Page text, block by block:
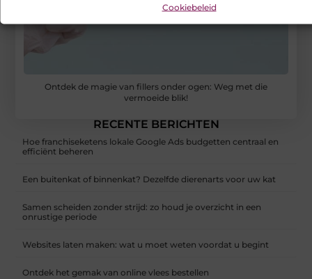
Cookiebeleid
Ontdek de magie van fillers onder ogen: Weg met die
vermoeide blik!
RECENTE BERICHTEN
Hoe franchiseketens lokale Google Ads budgetten centraal en
efficiënt beheren
Een buitenkat of binnenkat? Dezelfde dierenarts voor uw kat
Samen scheiden zonder strijd: zo houd je overzicht in een
onrustige periode
Websites laten maken: wat u moet weten voordat u begint
Ontdek het gemak van online vlees bestellen